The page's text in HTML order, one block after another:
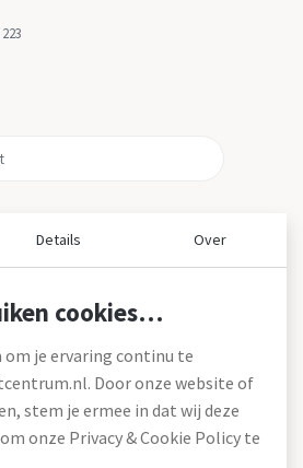
Details Over
cookies…
om je ervaring continu te
Door onze website of
stem je ermee in dat wij deze
onze Privacy & Cookie Policy te